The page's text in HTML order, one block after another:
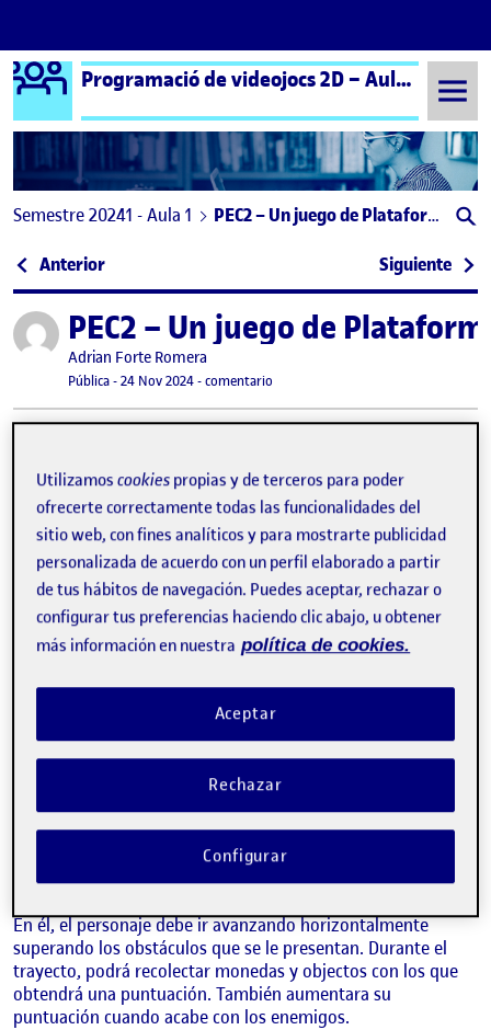
Saltar al contenido
Logo Ágora Programació de videojocs 2D – Aula 1 | Programación de videojuegos 2D – Aula 1
Semestre 20241 - Aula 1 PEC2 – Un juego de Plataformas
Navegación de entradas
Anterior: Super Pinky – Un juego de plataformasSiguiente:
Publicado porPEC2 – Un juego de
Publicado por
Adrian Forte Romera
Visibilidad:
Pública-Fecha de publicación
24 Nov 202422 diciembre, 2024 10:00 pm
-comentario
Descripción del juego
Recreación del nivel 1-1 del juego de plataformas 2D Super
Mario Bros.
En él, el personaje debe ir avanzando horizontalmente
superando los obstáculos que se le presentan. Durante el
trayecto, podrá recolectar monedas y objectos con los que
obtendrá una puntuación. También aumentara su
puntuación cuando acabe con los enemigos.
Utilizamoscookies propias y de terceros para poder
ofrecerte correctamente todas las funcionalidades del
sitio web, con fines analíticos y para mostrarte publicidad
personalizada de acuerdo con un perfil elaborado a partir
de tus hábitos de navegación. Puedes aceptar, rechazar o
configurar tus preferencias haciendo clic abajo, u obtener
más información en nuestra política de cookies.
Rechazar
Aceptar
Configurar